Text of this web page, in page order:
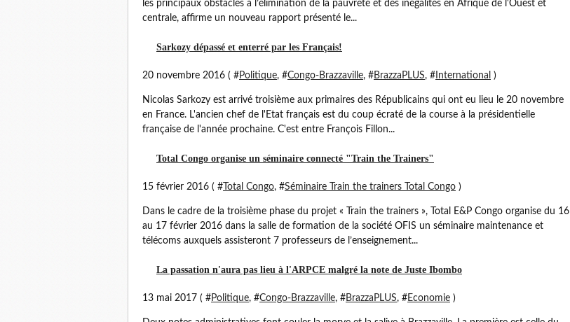
les principaux obstacles à l’élimination de la pauvreté et des inégalités en Afrique de l'Ouest et
centrale, affirme un nouveau rapport présenté le...
Sarkozy dépassé et enterré par les Français!
20 novembre 2016 ( #Politique, #Congo-Brazzaville, #BrazzaPLUS, # International )
Nicolas Sarkozy est arrivé troisième aux primaires des Républicains qui ont eu lieu le 20 novembre
en France. L'ancien chef de l'Etat français est du coup écraté de la course à la présidentielle
française de l'année prochaine. C'est entre François Fillon...
Total Congo organise un séminaire connecté "Train the Trainers"
15 février 2016 ( # Total Congo, #Séminaire Train the trainers Total Congo )
Dans le cadre de la troisième phase du projet « Train the trainers », Total E&P Congo organise du 16
au 17 février 2016 dans la salle de formation de la société OFIS un séminaire maintenance et
télécoms auxquels assisteront 7 professeurs de l’enseignement...
La passation n'aura pas lieu à l'ARPCE malgré la note de Juste Ibombo
13 mai 2017 ( #Politique, #Congo-Brazzaville, #BrazzaPLUS, #Economie )